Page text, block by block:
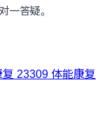
一答疑。
23309 体能康复